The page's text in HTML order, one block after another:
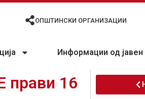
ОПШТИНСКИ ОРГАНИЗАЦИИ
Информации од јавен
прави 16